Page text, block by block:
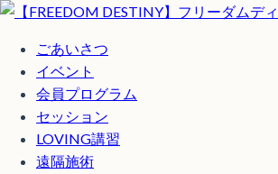
ごあいさつ
イベント
会員プログラム
セッション
LOVING講習
遠隔施術